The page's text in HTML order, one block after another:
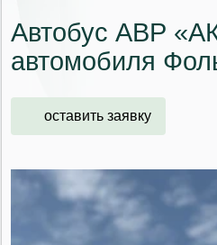
Автобус АВР
автомобиля
оставить заявку